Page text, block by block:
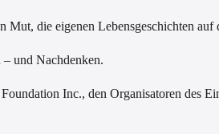
die eigenen Lebensgeschichten auf
und Nachdenken.
Inc., den Organisatoren des